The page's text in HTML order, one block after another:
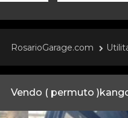
RosarioGarage.com
Vendo ( permuto